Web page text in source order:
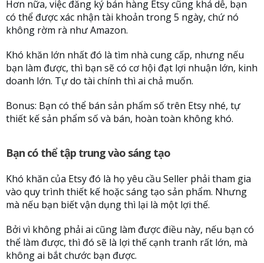
Hơn nữa, việc đăng ký bán hàng Etsy cũng khá dễ, bạn
có thể được xác nhận tài khoản trong 5 ngày, chứ nó
không rờm rà như Amazon.
Khó khăn lớn nhất đó là tìm nhà cung cấp, nhưng nếu
bạn làm được, thì bạn sẽ có cơ hội đạt lợi nhuận lớn, kinh
doanh lớn. Tự do tài chính thì ai chả muốn.
Bonus: Bạn có thể bán sản phẩm số trên Etsy nhé, tự
thiết kế sản phẩm số và bán, hoàn toàn không khó.
Bạn có thể tập trung vào sáng tạo
Khó khăn của Etsy đó là họ yêu cầu Seller phải tham gia
vào quy trình thiết kế hoặc sáng tạo sản phẩm. Nhưng
mà nếu bạn biết vận dụng thì lại là một lợi thế.
Bởi vì không phải ai cũng làm được điều này, nếu bạn có
thể làm được, thì đó sẽ là lợi thế cạnh tranh rất lớn, mà
không ai bắt chước bạn được.